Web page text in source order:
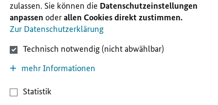
zulassen. Sie können die Datenschutzeinstellungen
anpassen oderallen Cookies direkt zustimmen.
Zur Datenschutzerklärung
Technisch notwendig (nicht abwählbar)
mehr Informationen
Statistik